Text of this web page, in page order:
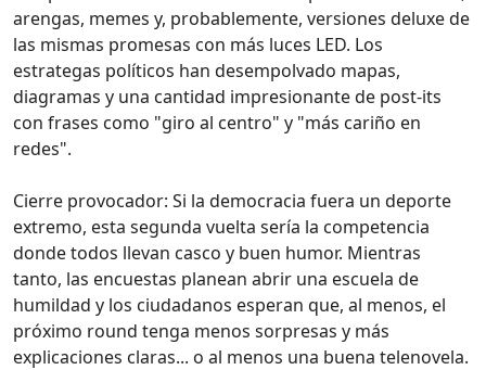
arengas, memes y, probablemente, versiones deluxe de
las mismas promesas con más luces LED. Los
estrategas políticos han desempolvado mapas,
diagramas y una cantidad impresionante de post-its
con frases como "giro al centro" y "más cariño en
redes".
Cierre provocador: Si la democracia fuera un deporte
extremo, esta segunda vuelta sería la competencia
donde todos llevan casco y buen humor. Mientras
tanto, las encuestas planean abrir una escuela de
humildad y los ciudadanos esperan que, al menos, el
próximo round tenga menos sorpresas y más
explicaciones claras... o al menos una buena telenovela.